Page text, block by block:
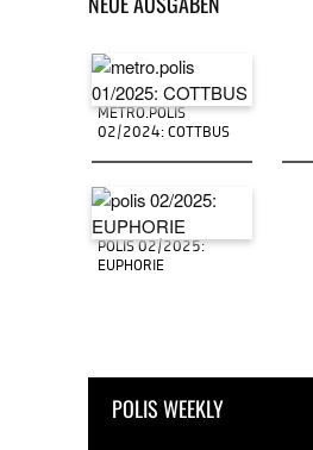
METRO.POLIS
02/2024: COTTBUS
POLIS 02/2025:
EUPHORIE
POLIS WEEKLY